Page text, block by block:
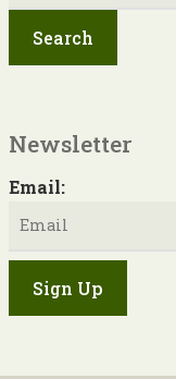
Newsletter
Email: